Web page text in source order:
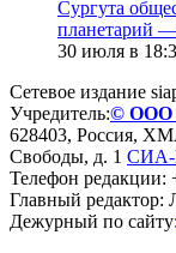
Сургута
планетарий
30 июля в
Сетевое издание
Учредитель:© ООО
628403, Россия,
Свободы, д. 1
Телефон редакции:
Главный
Дежурный по сайту: